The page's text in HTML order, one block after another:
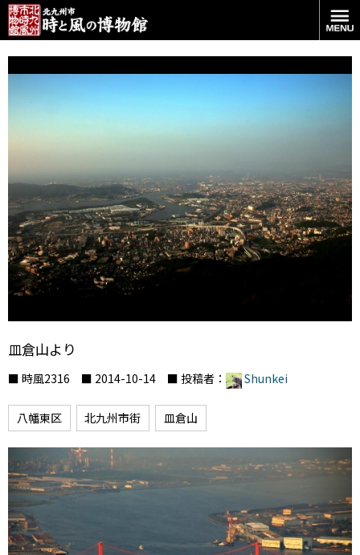
皿倉山より
■ 時風2316 ■ 2014-10-14 ■ 投稿者： Shunkei
八幡東区 北九州市街 皿倉山